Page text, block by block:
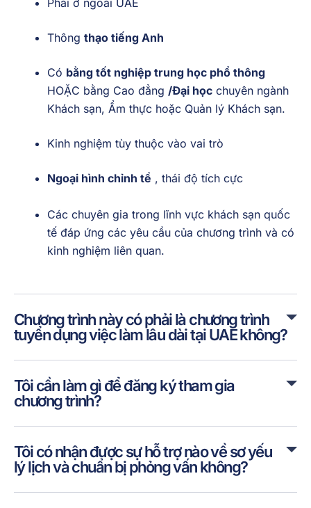
Phải ở ngoài UAE
Thông thạo tiếng Anh
Có bằng tốt nghiệp trung học phổ thông
HOẶC bằng Cao đẳng /Đại học chuyên ngành
Khách sạn, Ẩm thực hoặc Quản lý Khách sạn.
Kinh nghiệm tùy thuộc vào vai trò
Ngoại hình chỉnh tề , thái độ tích cực
Các chuyên gia trong lĩnh vực khách sạn quốc
tế đáp ứng các yêu cầu của chương trình và có
kinh nghiệm liên quan.
Chương trình này có phải là chương trình
tuyển dụng việc làm lâu dài tại UAE không?
Tôi cần làm gì để đăng ký tham gia
chương trình?
Tôi có nhận được sự hỗ trợ nào về sơ yếu
lý lịch và chuẩn bị phỏng vấn không?